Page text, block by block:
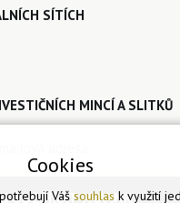
SÍTÍCH
MINCÍ A SLITKŮ
ODEBÍRAT NOVINKY
Cookies
Váš souhlas k využití